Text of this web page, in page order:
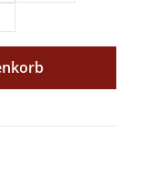
Wert